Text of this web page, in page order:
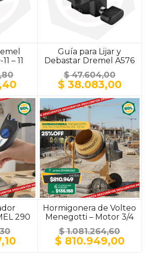
– 11
El
actual
es:
$ 80.197,40.
Guía para Lijar y
Debastar Dremel A576
$47.604,00
El
precio
original
era:
$ 47.604,00.
$ 38.083,00El
es:
$
290
El
Hormigonera de Volteo
Menegotti – Motor 3/4
HP / 150 Litros / Ruedas
Macizas Plásticas
$1.081.264,60
El
precio
$ 810.949,00El